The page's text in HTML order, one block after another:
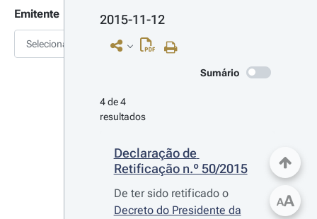
Emitente
Selecionar
2015-11-12
Sumário
4 de 4
resultados
Declaração de
Retificação n.º 50/2015
De ter sido retificado o
Decreto do Presidente da
AA